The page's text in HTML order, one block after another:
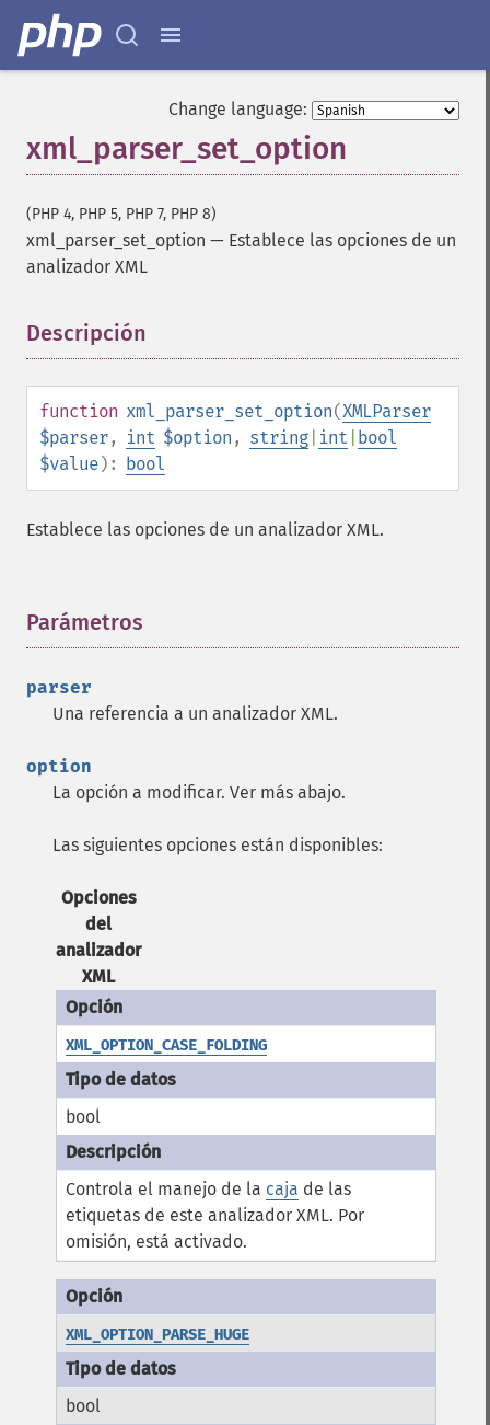
Change language:
xml_parser_set_option
(PHP 4, PHP 5, PHP 7, PHP 8)
xml_parser_set_option — Establece las opciones de un
analizador XML
Descripción
function xml_parser_set_option(XMLParser
$parser, int $option , string int bool
$value): bool
Establece las opciones de un analizador XML.
Parámetros
parser
Una referencia a un analizador XML.
option
La opción a modificar. Ver más abajo.
Las siguientes opciones están disponibles:
Opciones
del
analizador
XML
XML_OPTION_CASE_FOLDING
bool
Controla el manejo de la caja de las
etiquetas de este analizador XML. Por
omisión, está activado.
XML_OPTION_PARSE_HUGE
bool